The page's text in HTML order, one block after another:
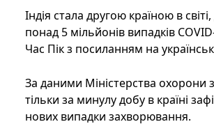
Індія стала другою країною в
понад 5 мільйонів випадків
Час Пік з посиланням на
За даними Міністерства охорони
тільки за минулу добу в країні
нових випадки захворювання.